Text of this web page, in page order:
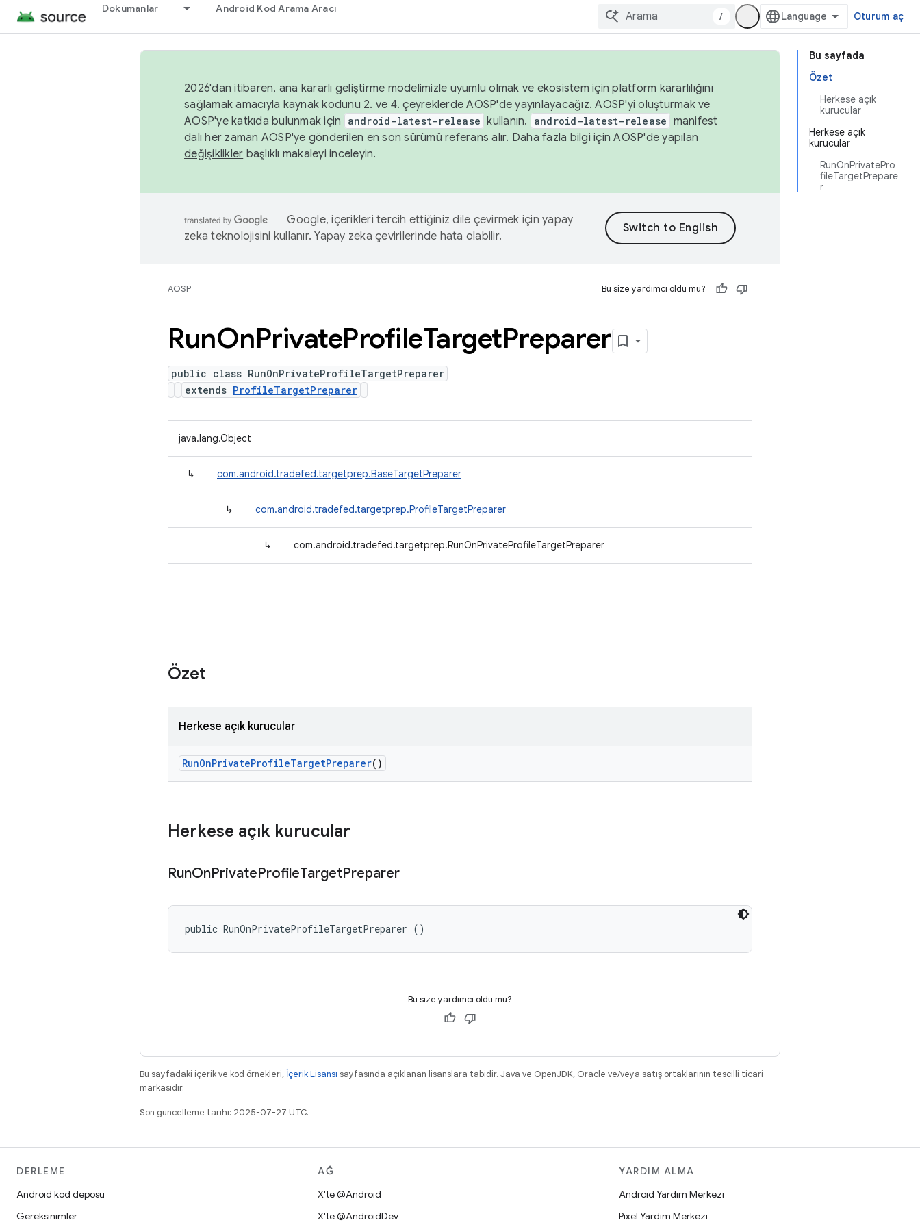
Dokümanlar Android Kod Arama Aracı
/ Oturum aç
Bu sayfada
Özet
Herkese açık
kurucular
Herkese açık
kurucular
RunOnPrivatePro
fileTargetPrepare
r
2026'dan itibaren, ana kararlı geliştirme modelimizle uyumlu olmak ve ekosistem için platform kararlılığını
sağlamak amacıyla kaynak kodunu 2. ve 4. çeyreklerde AOSP'de yayınlayacağız. AOSP'yi oluşturmak ve
AOSP'ye katkıda bulunmak için
android-latest-release kullanın. android-latest-release manifest
dalı her zaman AOSP'ye gönderilen en son sürümü referans alır. Daha fazla bilgi içinAOSP'de yapılan
değişiklikler başlıklı makaleyi inceleyin.
Google, içerikleri tercih ettiğiniz dile çevirmek için yapay
zeka teknolojisini kullanır. Yapay zeka çevirilerinde hata olabilir.
AOSP Bu size yardımcı oldu mu?
RunOnPrivateProfileTargetPreparer
public class RunOnPrivateProfileTargetPreparer
extends ProfileTargetPreparer
java.lang.Object
↳ com.android.tradefed.targetprep.BaseTargetPreparer
↳ com.android.tradefed.targetprep.ProfileTargetPreparer
↳ com.android.tradefed.targetprep.RunOnPrivateProfileTargetPreparer
Özet
Herkese açık kurucular
RunOnPrivateProfileTargetPreparer()
Herkese açık kurucular
RunOnPrivateProfileTargetPreparer
public RunOnPrivateProfileTargetPreparer ()
Bu size yardımcı oldu mu?
Bu sayfadaki içerik ve kod örnekleri, İçerik Lisansı sayfasında açıklanan lisanslara tabidir. Java ve OpenJDK, Oracle ve/veya satış ortaklarının tescilli ticari
markasıdır.
Son güncelleme tarihi: 2025-07-27 UTC.
DERLEME
Android kod deposu
Gereksinimler
AĞ
X'te @Android
X'te @AndroidDev
YARDIM ALMA
Android Yardım Merkezi
Pixel Yardım Merkezi